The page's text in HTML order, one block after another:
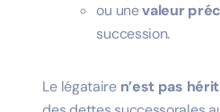
ou unevaleur
succession.
Le légataire n’est pas